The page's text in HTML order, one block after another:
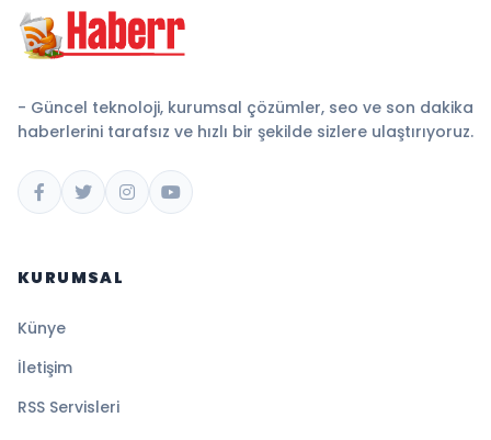
- Güncel teknoloji, kurumsal çözümler, seo ve son dakika
haberlerini tarafsız ve hızlı bir şekilde sizlere ulaştırıyoruz.
KURUMSAL
Künye
İletişim
RSS Servisleri